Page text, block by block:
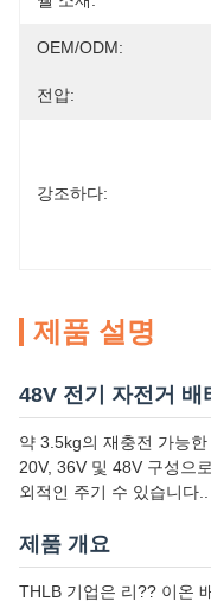
OEM/ODM:
전압:
강조하다:
제품 설명
48V 전기 자전거 배
약 3.5kg의 재충전 가능
20V, 36V 및 48V 구성으
외적인 주기 수 있습니다..
제품 개요
THLB 기업은 리?? 이온